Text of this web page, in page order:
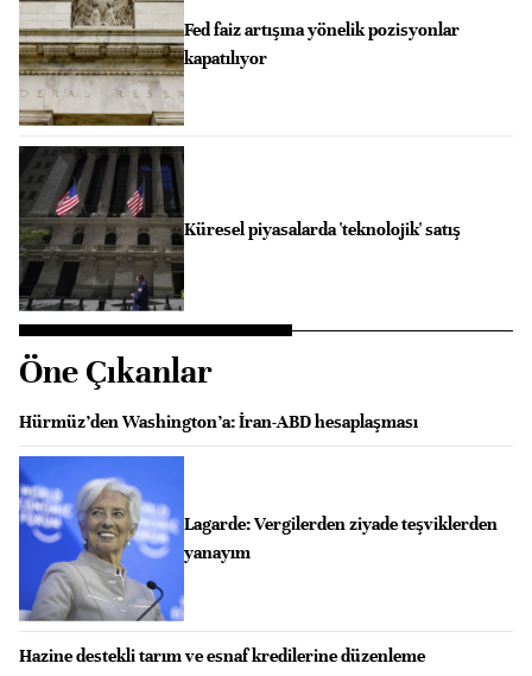
Fed faiz artışına yönelik pozisyonlar
kapatılıyor
Küresel piyasalarda 'teknolojik' satış
Öne Çıkanlar
Hürmüz’den Washington’a: İran-ABD hesaplaşması
Lagarde: Vergilerden ziyade teşviklerden
yanayım
Hazine destekli tarım ve esnaf kredilerine düzenleme